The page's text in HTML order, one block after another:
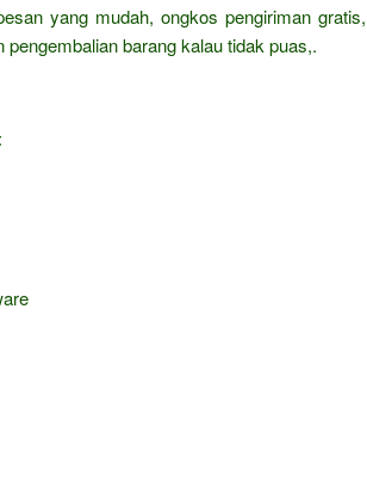
yang mudah, ongkos pengiriman gratis,
barang kalau tidak puas,.